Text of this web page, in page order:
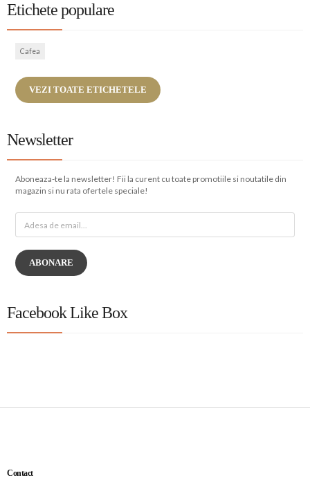
Etichete populare
Cafea
VEZI TOATE ETICHETELE
Newsletter
Aboneaza-te la newsletter! Fii la curent cu toate promotiile si noutatile din
magazin si nu rata ofertele speciale!
ABONARE
Facebook Like Box
Contact